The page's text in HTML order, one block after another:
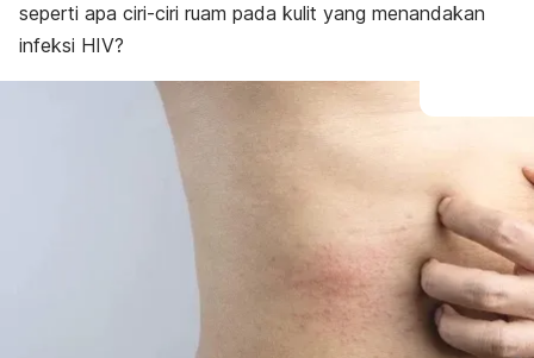
seperti apa ciri-ciri ruam pada kulit yang menandakan
infeksi HIV?